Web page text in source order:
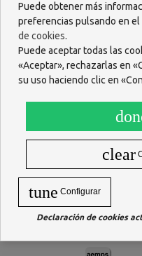
ESTERILIZACION EN
MICROONDAS 5 UNIDADES
9,71 €
AÑADIR
Mostrando 1-1 de 1 artículo(s)
Puede obtener más
preferencias pulsando en
de cookies.
Puede aceptar todas las
«Aceptar», rechazarlas en
su uso haciendo clic en
clear
tune Configurar
Declaración de cookies